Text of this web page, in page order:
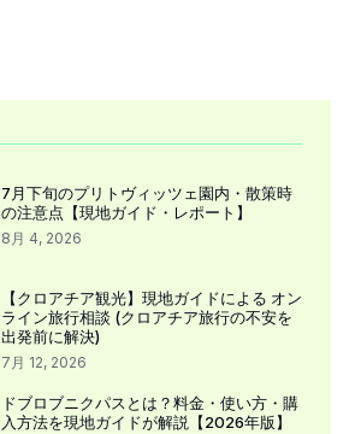
7月下旬のプリトヴィッツェ園内・散策時
の注意点【現地ガイド・レポート】
8月 4, 2026
【クロアチア観光】現地ガイドによる オン
ライン旅行相談 (クロアチア旅行の不安を
出発前に解決)
7月 12, 2026
ドブロブニクパスとは？料金・使い方・購
入方法を現地ガイドが解説【2026年版】